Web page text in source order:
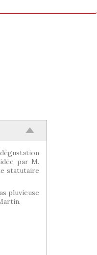
par M.
statutaire
pluvieuse